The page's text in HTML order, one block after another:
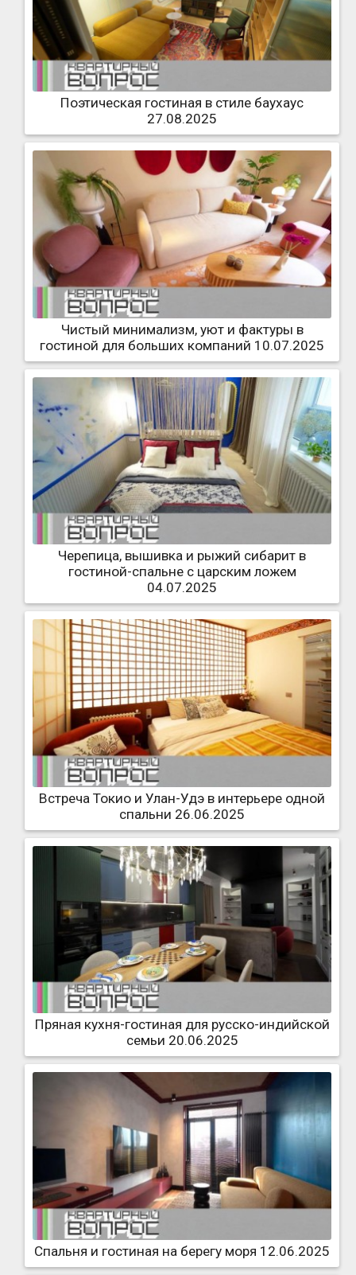
Поэтическая гостиная в стиле баухаус
27.08.2025
Чистый минимализм, уют и фактуры в
гостиной для больших компаний 10.07.2025
Черепица, вышивка и рыжий сибарит в
гостиной-спальне с царским ложем
04.07.2025
Встреча Токио и Улан-Удэ в интерьере одной
спальни 26.06.2025
Пряная кухня-гостиная для русско-индийской
семьи 20.06.2025
Спальня и гостиная на берегу моря 12.06.2025